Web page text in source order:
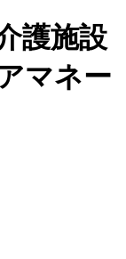
護施設
マネー